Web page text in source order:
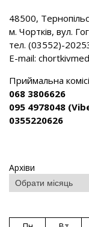
48500,
м. Чортків, вул.
тел. (03552)-
E-mail:
Приймальна
068 3806626
095 4978048
0355220626
Архіви